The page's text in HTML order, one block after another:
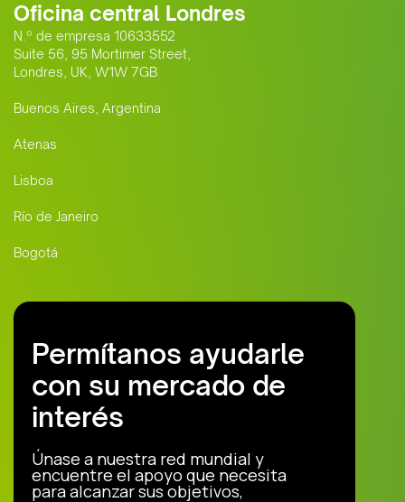
Oficina central Londres
N.º de empresa 10633552
Suite 56, 95 Mortimer Street,
Londres, UK, W1W 7GB
Buenos Aires, Argentina
Atenas
Lisboa
Río de Janeiro
Bogotá
Permítanos ayudarle
con su mercado de
interés
Únase a nuestra red mundial y
encuentre el apoyo que necesita
para alcanzar sus objetivos,